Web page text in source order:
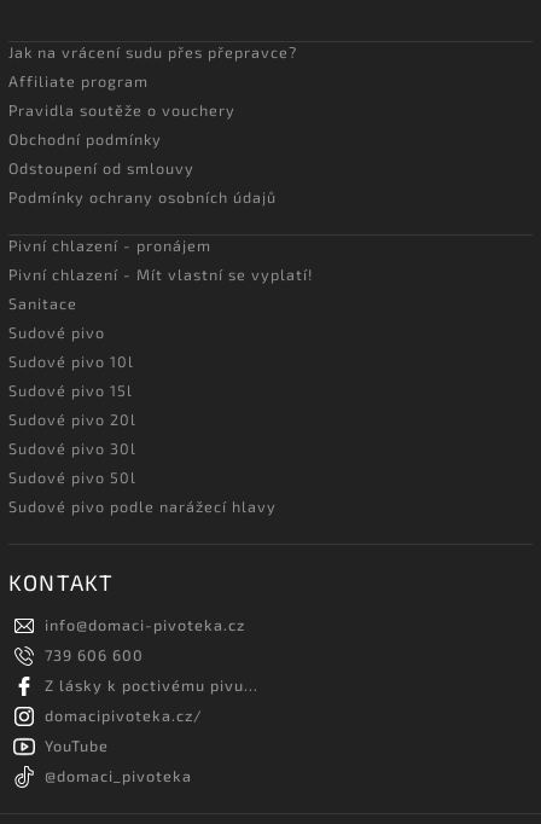
Jak na vrácení sudu přes přepravce?
Affiliate program
Pravidla soutěže o vouchery
Obchodní podmínky
Odstoupení od smlouvy
Podmínky ochrany osobních údajů
Pivní chlazení - pronájem
Pivní chlazení - Mít vlastní se vyplatí!
Sanitace
Sudové pivo
Sudové pivo 10l
Sudové pivo 15l
Sudové pivo 20l
Sudové pivo 30l
Sudové pivo 50l
Sudové pivo podle narážecí hlavy
KONTAKT
info@domaci-pivoteka.cz
739 606 600
Z lásky k poctivému pivu...
domacipivoteka.cz/
YouTube
@domaci_pivoteka